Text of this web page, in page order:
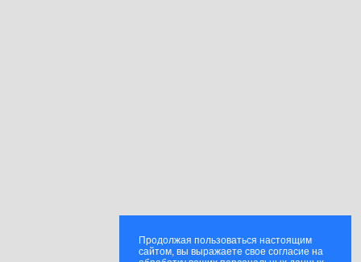
Продолжая пользоваться настоящим
сайтом, вы выражаете свое согласие на